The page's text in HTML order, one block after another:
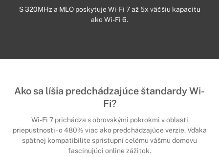
S 320MHz a MLO poskytuje Wi-Fi 7 až 5x väčšiu kapacitu
ako Wi-Fi 6.
Ako sa líšia predchádzajúce štandardy Wi-
Fi?
Wi-Fi 7 prichádza s obrovskými pokrokmi v oblasti
priepustnosti - o 480% viac ako predchádzajúce verzie. Vďaka
spätnej kompatibilite sprístupní celému vášmu domovu
fascinujúci online zážitok.